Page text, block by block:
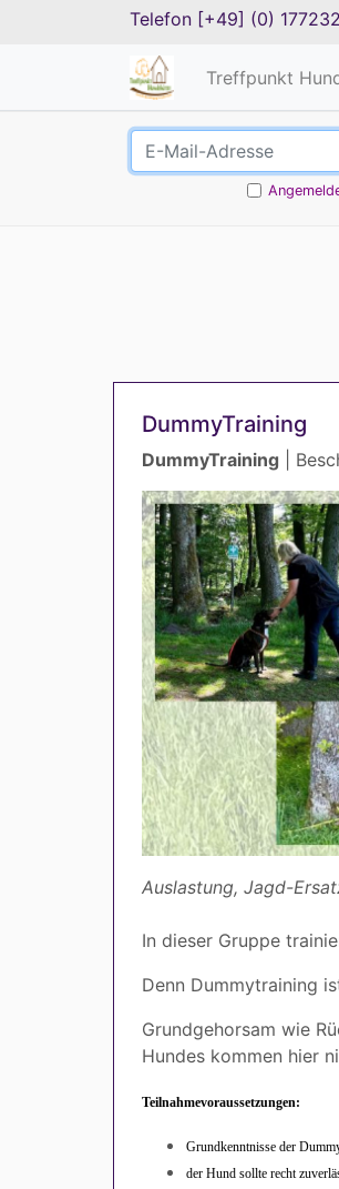
Telefon [+49] (0)
Treffpunkt
DummyTraining
DummyTraining |
Auslastung, Jagd-
In dieser Gruppe
Denn Dummytraining
Grundgehorsam wie
Hundes kommen hier
Teilnahmevoraussetzungen:
Grundkenntnisse der
der Hund sollte recht